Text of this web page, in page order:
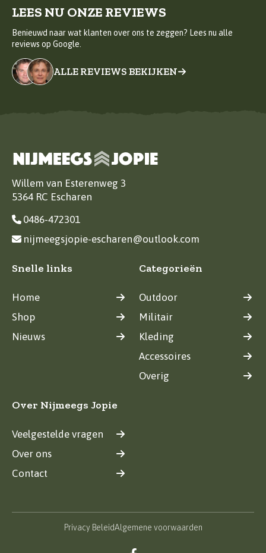
LEES NU ONZE REVIEWS
Benieuwd naar wat klanten over ons te zeggen? Lees nu alle
reviews op Google.
ALLE REVIEWS BEKIJKEN
Willem van Esterenweg 3
5364 RC Escharen
0486-472301
nijmeegsjopie-escharen@outlook.com
Snelle links
Home
Shop
Nieuws
Categorieën
Outdoor
Militair
Kleding
Accessoires
Overig
Over Nijmeegs Jopie
Veelgestelde vragen
Over ons
Contact
Privacy BeleidAlgemene voorwaarden